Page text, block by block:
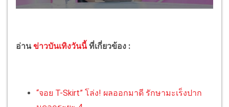
อ่านข่าวบันเทิงวันนี้ ที่เกี่ยวข้อง :
“จอย T-Skirt” โล่ง! ผลออกมาดี รักษามะเร็งปาก